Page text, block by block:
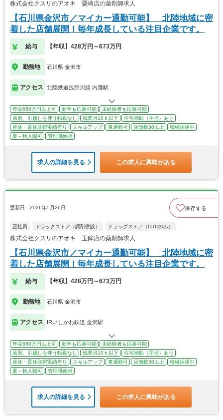
株式会社クスリのアオキ 粟崎店の薬剤師求人
【石川県金沢市／マイカー通勤可能】 北陸地域に密
着した店舗展開！毎年成長している注目企業です。
給与 【年収】428万円～673万円
勤務地 石川県 金沢市
アクセス 北陸鉄道浅野川線 内灘駅
年収650万円以上可 新卒も応募可能
未経験者も応募可能
原則、引越しを伴う転勤なし
残業月10ｈ以下
住宅補助（手当）あり
産休・育休取得実績有り
スキルアップ 車通勤可 店舗数30以上
積極採用中
夏～秋入職可
管理職候補
求人の詳細を見る この求人に興味がある
更新日：2026年5月26日 保存する
正社員 ドラッグストア（調剤併設） ドラッグストア（OTCのみ）
株式会社クスリのアオキ 玉鉾店の薬剤師求人
【石川県金沢市／マイカー通勤可能】 北陸地域に密
着した店舗展開！毎年成長している注目企業です。
給与 【年収】428万円～673万円
勤務地 石川県 金沢市
アクセス IRいしかわ鉄道 金沢駅
年収650万円以上可 新卒も応募可能
未経験者も応募可能
原則、引越しを伴う転勤なし
残業月10ｈ以下
住宅補助（手当）あり
産休・育休取得実績有り
スキルアップ 車通勤可 店舗数30以上
積極採用中
夏～秋入職可
管理職候補
求人の詳細を見る この求人に興味がある